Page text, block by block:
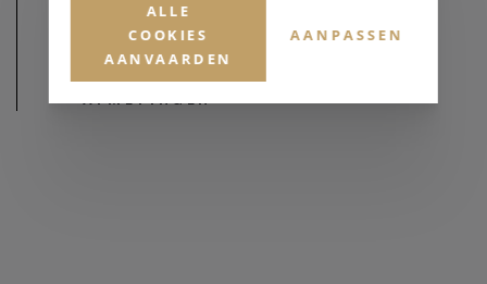
AFMETINGEN
ALLE
COOKIES
AANVAARDEN
AANPASSEN